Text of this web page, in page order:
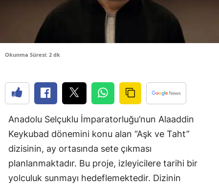
Burdur
Bursa
Çankırı
Çorum
Denizli
Edirne
Okunma Süresi: 2 dk
Anadolu Selçuklu İmparatorluğu’nun Alaaddin
Keykubad dönemini konu alan “Aşk ve Taht”
dizisinin, ay ortasında sete çıkması
planlanmaktadır. Bu proje, izleyicilere tarihi bir
yolculuk sunmayı hedeflemektedir. Dizinin